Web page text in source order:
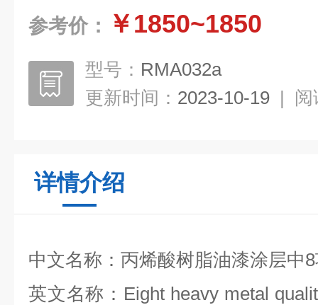
参考价： ￥1850~1850
型号： RMA032a
更新时间： 2023-10-19 | 阅
详情介绍
中文名称：丙烯酸树脂油漆涂层中
英文名称：Eight heavy metal